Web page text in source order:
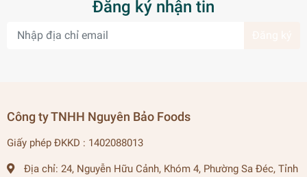
Đăng ký nhận tin
Công ty TNHH Nguyên Bảo Foods
Giấy phép ĐKKD : 1402088013
Địa chỉ: 24, Nguyễn Hữu Cảnh, Khóm 4, Phường Sa Đéc, Tỉnh